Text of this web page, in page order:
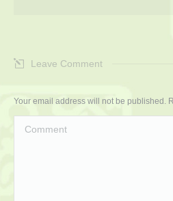
Leave Comment
Your email address will not be published.
Comment